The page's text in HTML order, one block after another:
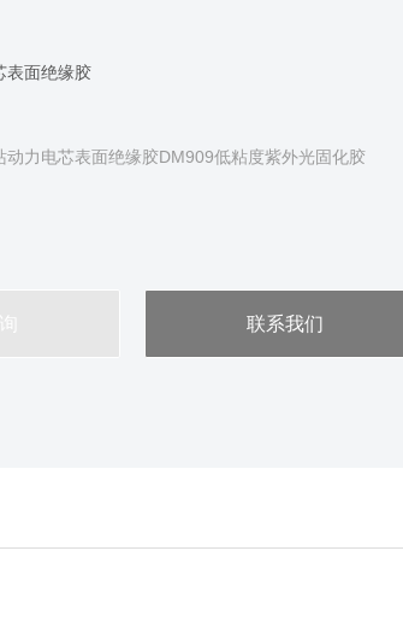
表面绝缘胶
动力电芯表面绝缘胶DM909低粘度紫外光固化胶
联系我们